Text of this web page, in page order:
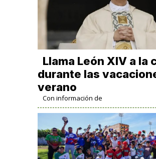
Llama León XIV a la
durante las
verano
Con información de